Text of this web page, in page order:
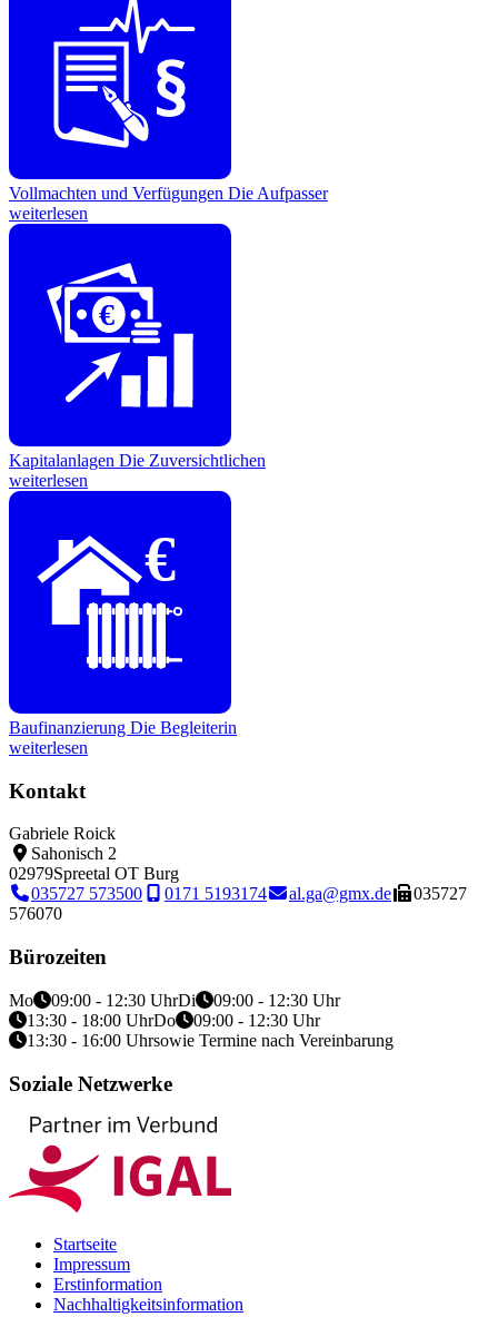
Vollmachten und Verfügungen Die Aufpasser
weiterlesen
€
Kapitalanlagen Die Zuversichtlichen
weiterlesen
€
Baufinanzierung Die Begleiterin
weiterlesen
Kontakt
Gabriele Roick
Sahonisch 2
02979Spreetal OT Burg
035727 573500
0171 5193174 al.ga@gmx.de
035727
576070
Bürozeiten
Mo 09:00 - 12:30 UhrDi
09:00 - 12:30 Uhr
13:30 - 18:00 UhrDo
09:00 - 12:30 Uhr
13:30 - 16:00 Uhrsowie Termine nach Vereinbarung
Soziale Netzwerke
Startseite
Impressum
Erstinformation
Nachhaltigkeitsinformation